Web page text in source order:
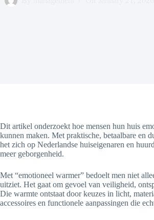
Dit artikel onderzoekt hoe mensen hun huis
kunnen maken. Met praktische, betaalbare en
het zich op Nederlandse huiseigenaren en
meer geborgenheid.
Met “emotioneel warmer” bedoelt men niet
uitziet. Het gaat om gevoel van veiligheid,
Die warmte ontstaat door keuzes in licht,
accessoires en functionele aanpassingen die